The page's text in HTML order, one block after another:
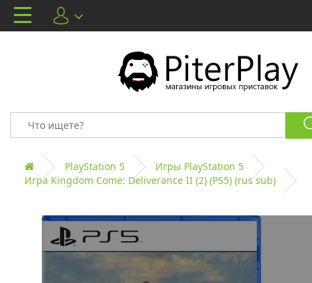
PlayStation 5
Игры PlayStation 5
Игра Kingdom Come: Deliverance II (2) (PS5) (rus sub)